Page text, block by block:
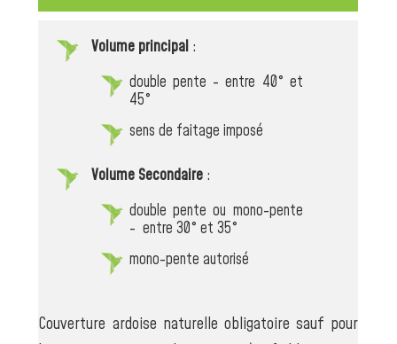
Volume principal:
double pente - entre 40° et
45°
sens de faitage imposé
Volume Secondaire:
double pente ou mono-pente
- entre 30° et 35°
mono-pente autorisé
Couverture ardoise naturelle obligatoire sauf pour